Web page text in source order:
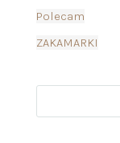
Polecam
ZAKAMARKI